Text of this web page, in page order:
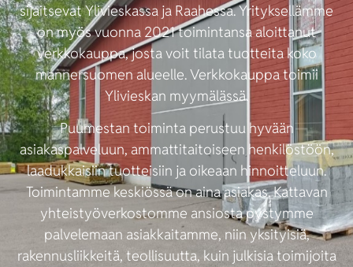
sijaitsevat Ylivieskassa ja Raahessa. Yrityksellämme
on myös vuonna 2021 toimintansa aloittanut
verkkokauppa, josta voit tilata tuotteita koko
mannersuomen alueelle. Verkkokauppa toimii
Ylivieskan myymälässä.
Puumestan toiminta perustuu hyvään
asiakaspalveluun, ammattitaitoiseen henkilöstöön,
laadukkaisiin tuotteisiin ja oikeaan hinnoitteluun.
Toimintamme keskiössä on aina asiakas. Kattavan
yhteistyöverkostomme ansiosta pystymme
palvelemaan asiakkaitamme, niin yksityisiä,
rakennusliikkeitä, teollisuutta, kuin julkisia toimijoita